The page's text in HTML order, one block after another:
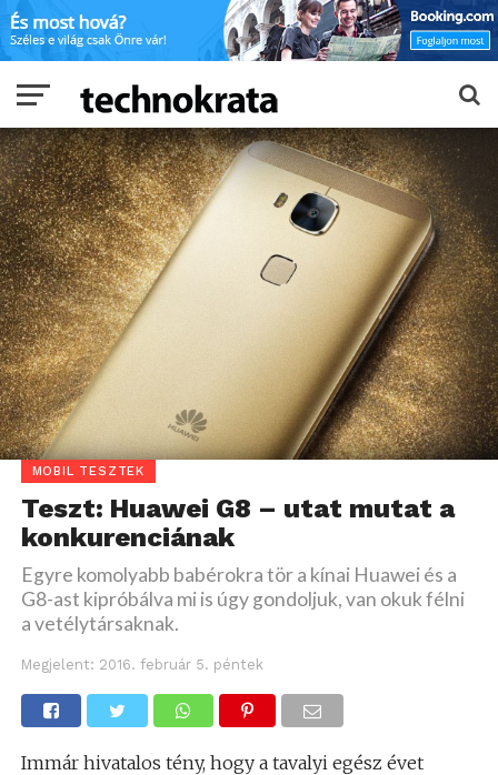
MOBIL TESZTEK
Teszt: Huawei G8 – utat mutat a
konkurenciának
Egyre komolyabb babérokra tör a kínai Huawei és a
G8-ast kipróbálva mi is úgy gondoljuk, van okuk félni
a vetélytársaknak.
Megjelent: 2016. február 5. péntek
Immár hivatalos tény, hogy a tavalyi egész évet